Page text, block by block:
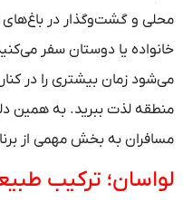
محلی و گشت‌وگذار در
خانواده یا دوستان سفر
می‌شود زمان بیشتری را در
منطقه لذت ببرید. به همین
مسافران به بخش مهمی از
لواسان؛ ترکیب